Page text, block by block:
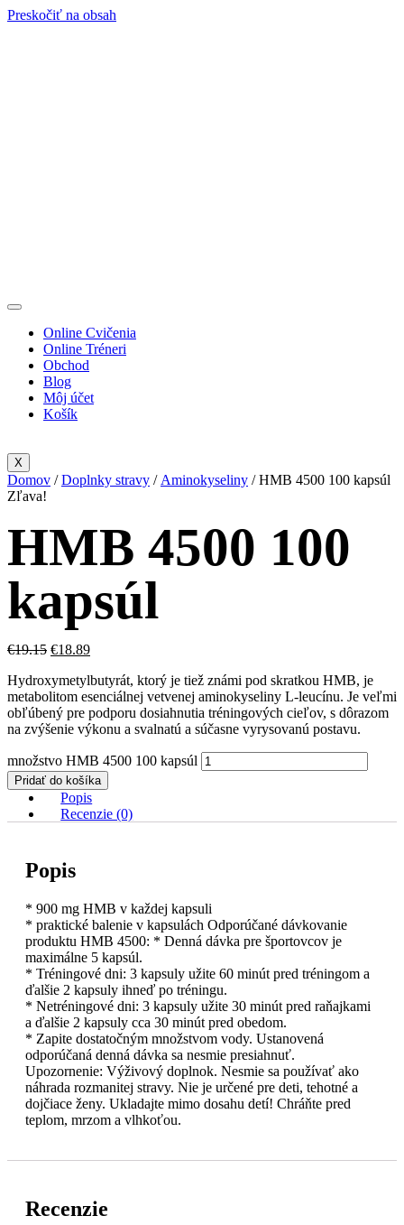
Preskočiť na obsah
Online Cvičenia
Online Tréneri
Obchod
Blog
Môj účet
Košík
X
Domov /Doplnky stravy / Aminokyseliny / HMB 4500 100 kapsúl
Zľava!
HMB 4500 100
kapsúl
€19.15 €18.89
Hydroxymetylbutyrát, ktorý je tiež známi pod skratkou HMB, je
metabolitom esenciálnej vetvenej aminokyseliny L-leucínu. Je veľmi
obľúbený pre podporu dosiahnutia tréningových cieľov, s dôrazom
na zvýšenie výkonu a svalnatú a súčasne vyrysovanú postavu.
množstvo HMB 4500 100 kapsúl
Pridať do košíka
Popis
Recenzie (0)
Popis
* 900 mg HMB v každej kapsuli
* praktické balenie v kapsulách Odporúčané dávkovanie
produktu HMB 4500: * Denná dávka pre športovcov je
maximálne 5 kapsúl.
* Tréningové dni: 3 kapsuly užite 60 minút pred tréningom a
ďalšie 2 kapsuly ihneď po tréningu.
* Netréningové dni: 3 kapsuly užite 30 minút pred raňajkami
a ďalšie 2 kapsuly cca 30 minút pred obedom.
* Zapite dostatočným množstvom vody. Ustanovená
odporúčaná denná dávka sa nesmie presiahnuť.
Upozornenie: Výživový doplnok. Nesmie sa používať ako
náhrada rozmanitej stravy. Nie je určené pre deti, tehotné a
dojčiace ženy. Ukladajte mimo dosahu detí! Chráňte pred
teplom, mrzom a vlhkoťou.
Recenzie